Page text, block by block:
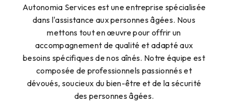
Autonomia Services est une entreprise spécialisée
dans l'assistance aux personnes âgées. Nous
mettons tout en œuvre pour offrir un
accompagnement de qualité et adapté aux
besoins spécifiques de nos aînés. Notre équipe est
composée de professionnels passionnés et
dévoués, soucieux du bien-être et de la sécurité
des personnes âgées.